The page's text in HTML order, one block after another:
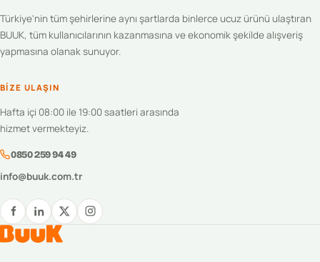
Türkiye'nin tüm şehirlerine aynı şartlarda binlerce ucuz ürünü ulaştıran
BUUK, tüm kullanıcılarının kazanmasına ve ekonomik şekilde alışveriş
yapmasına olanak sunuyor.
BIZE ULAŞIN
Hafta içi 08:00 ile 19:00 saatleri arasında
hizmet vermekteyiz.
0850 259 94 49
info@buuk.com.tr